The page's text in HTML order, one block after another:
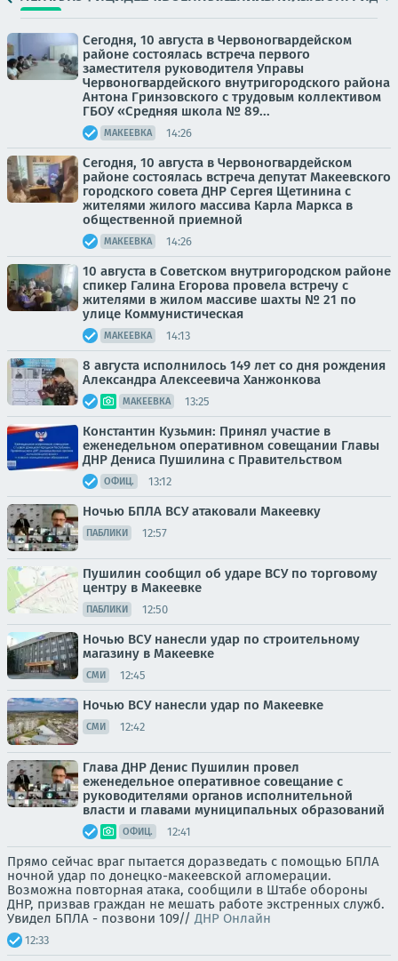
Сегодня, 10 августа в Червоногвардейском
районе состоялась встреча первого
заместителя руководителя Управы
Червоногвардейского внутригородского района
Антона Гринзовского с трудовым коллективом
ГБОУ «Средняя школа № 89...
МАКЕЕВКА 14:26
Сегодня, 10 августа в Червоногвардейском
районе состоялась встреча депутат Макеевского
городского совета ДНР Сергея Щетинина с
жителями жилого массива Карла Маркса в
общественной приемной
МАКЕЕВКА 14:26
10 августа в Советском внутригородском районе
спикер Галина Егорова провела встречу с
жителями в жилом массиве шахты № 21 по
улице Коммунистическая
МАКЕЕВКА 14:13
8 августа исполнилось 149 лет со дня рождения
Александра Алексеевича Ханжонкова
МАКЕЕВКА 13:25
Константин Кузьмин: Принял участие в
еженедельном оперативном совещании Главы
ДНР Дениса Пушилина с Правительством
ОФИЦ. 13:12
Ночью БПЛА ВСУ атаковали Макеевку
ПАБЛИКИ 12:57
Пушилин сообщил об ударе ВСУ по торговому
центру в Макеевке
ПАБЛИКИ 12:50
Ночью ВСУ нанесли удар по строительному
магазину в Макеевке
СМИ 12:45
Ночью ВСУ нанесли удар по Макеевке
СМИ 12:42
Глава ДНР Денис Пушилин провел
еженедельное оперативное совещание с
руководителями органов исполнительной
власти и главами муниципальных образований
ОФИЦ. 12:41
Прямо сейчас враг пытается доразведать с помощью БПЛА
ночной удар по донецко-макеевской агломерации.
Возможна повторная атака, сообщили в Штабе обороны
ДНР, призвав граждан не мешать работе экстренных служб.
Увидел БПЛА - позвони 109// ДНР Онлайн
12:33